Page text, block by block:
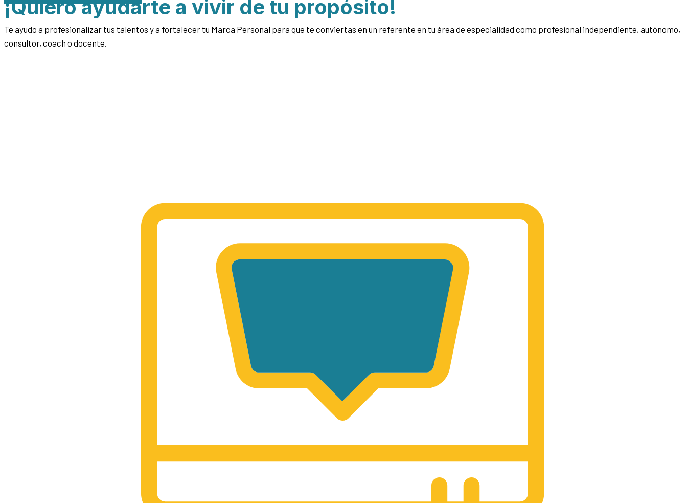
¡Quiero ayudarte a vivir de tu propósito!
Te ayudo a profesionalizar tus talentos y a fortalecer tu Marca Personal para que te conviertas en un referente en tu área de especialidad como profesional independiente, autónomo,
consultor, coach o docente.